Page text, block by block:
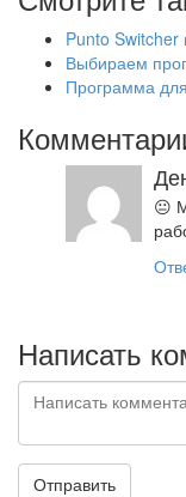
Punto Switcher
Выбираем
Программа
😐
Написать
Отправить